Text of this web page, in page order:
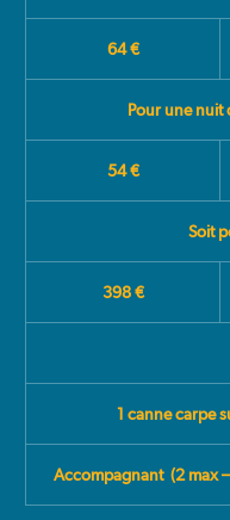
64 €
Pour une nuit
54 €
Soit
398 €
1 canne carpe
Accompagnant (2 max